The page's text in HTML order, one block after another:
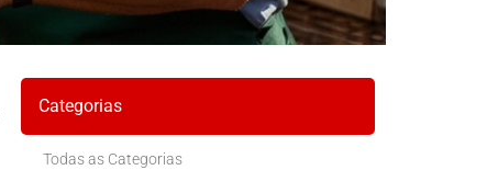
Categorias
Todas as Categorias